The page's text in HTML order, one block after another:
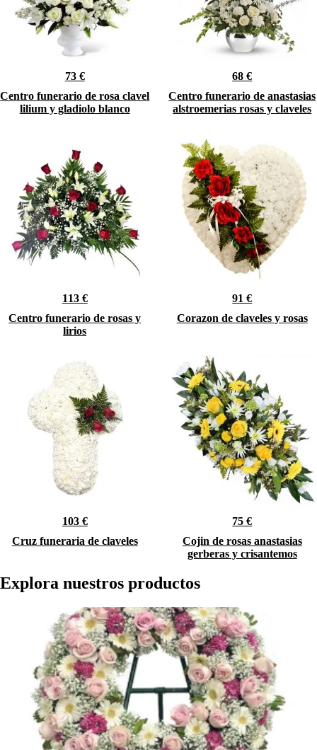
73 €
Centro funerario de rosa clavel
lilium y gladiolo blanco
68 €
Centro funerario de anastasias
alstroemerias rosas y claveles
113 €
Centro funerario de rosas y
lirios
91 €
Corazon de claveles y rosas
103 €
Cruz funeraria de claveles
75 €
Cojin de rosas anastasias
gerberas y crisantemos
Explora nuestros productos